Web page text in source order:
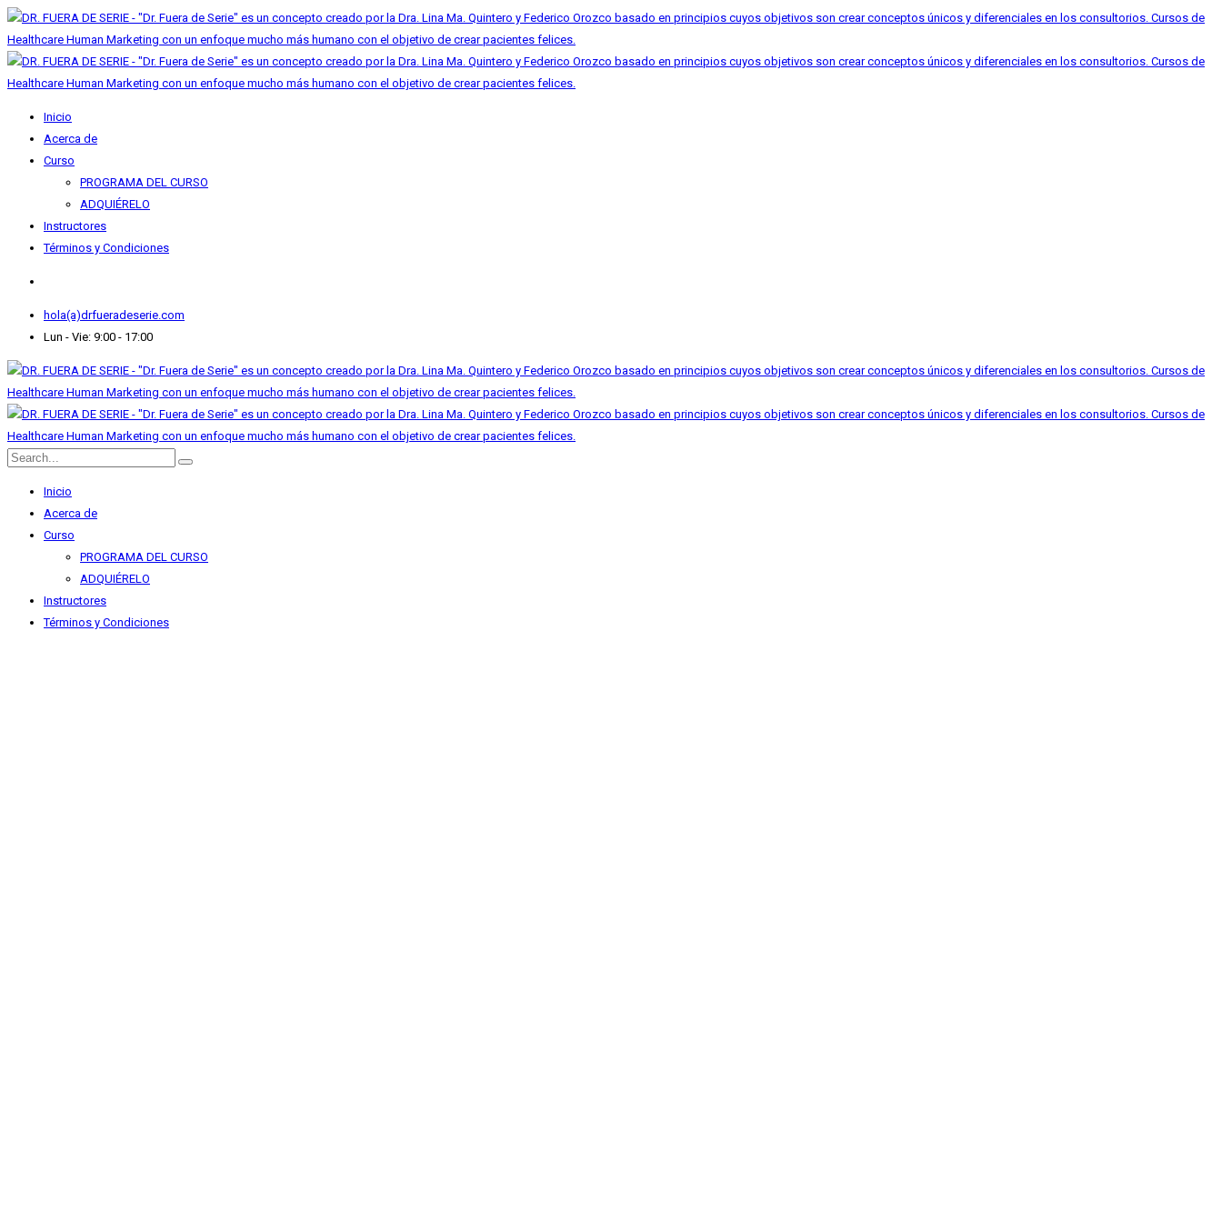
Inicio
Acerca de
Curso
PROGRAMA DEL CURSO
ADQUIÉRELO
Instructores
Términos y Condiciones
hola(a)drfueradeserie.com
Lun - Vie: 9:00 - 17:00
Inicio
Acerca de
Curso
PROGRAMA DEL CURSO
ADQUIÉRELO
Instructores
Términos y Condiciones